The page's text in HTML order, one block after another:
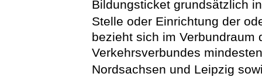
Bildungsticket grundsätzlich
Stelle oder Einrichtung der
bezieht sich im Verbundraum
Verkehrsverbundes
Nordsachsen und Leipzig